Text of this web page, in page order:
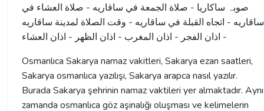
صوبہ ساکاریا - صلاة الجمعة في ساقاريه - صلاة العشاء في
ساقاريه - اتجاه القبلة في ساقاريه - وقت الصلاة لمدينة ساقاريه
- اذان الفجر - اذان المغرب - اذان الظهر - اذان العشاء
Osmanlıca Sakarya namaz vakitleri, Sakarya ezan saatleri,
Sakarya osmanlıca yazılışı, Sakarya arapca nasıl yazılır.
Burada Sakarya şehrinin namaz vaktileri yer almaktadır. Aynı
zamanda osmanlıca göz aşinalığı oluşması ve kelimelerin